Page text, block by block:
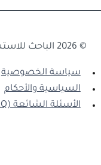
© 2026 الباحث للاستشارات الأكاديمية
سياسة الخصوصية
السياسية والأحكام
الأسئلة الشائعة (FAQ)